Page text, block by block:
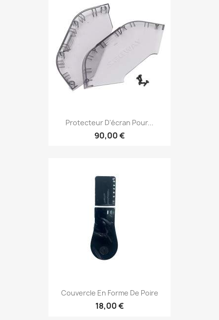
Protecteur D'écran Pour...
90,00 €
Couvercle En Forme De Poire
18,00 €